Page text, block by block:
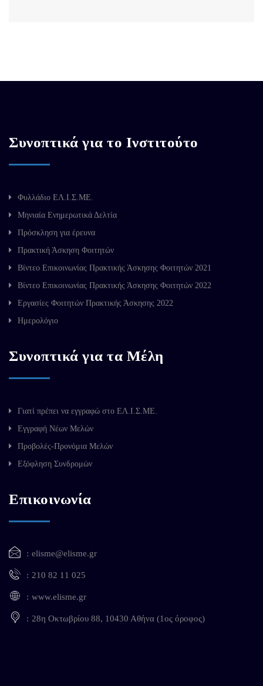
Συνοπτικά για το Ινστιτούτο
Φυλλάδιο ΕΛ.Ι.Σ.ΜΕ.
Μηνιαία Ενημερωτικά Δελτία
Πρόσκληση για έρευνα
Πρακτική Άσκηση Φοιτητών
Βίντεο Επικοινωνίας Πρακτικής Άσκησης Φοιτητών 2021
Βίντεο Επικοινωνίας Πρακτικής Άσκησης Φοιτητών 2022
Εργασίες Φοιτητών Πρακτικής Άσκησης 2022
Ημερολόγιο
Συνοπτικά για τα Μέλη
Γιατί πρέπει να εγγραφώ στο ΕΛ.Ι.Σ.ΜΕ.
Εγγραφή Νέων Μελών
Προβολές-Προνόμια Μελών
Εξόφληση Συνδρομών
Επικοινωνία
elisme@elisme.gr
210 82 11 025
www.elisme.gr
28η Οκτωβρίου 88, 10430 Αθήνα (1ος όροφος)